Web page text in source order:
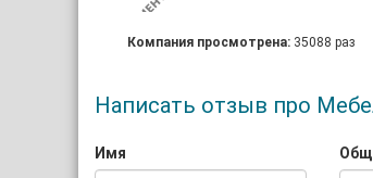
Компания просмотрена: 35088 раз
Написать отзыв про
Имя